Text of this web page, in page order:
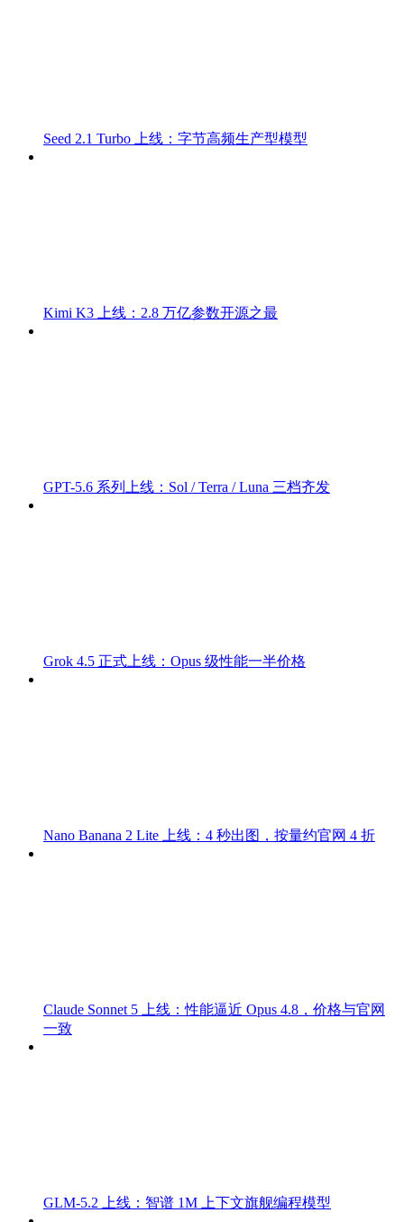
Seed 2.1 Turbo 上线：字节高频生产型模型
Kimi K3 上线：2.8 万亿参数开源之最
GPT-5.6 系列上线：Sol / Terra / Luna 三档齐发
Grok 4.5 正式上线：Opus 级性能一半价格
Nano Banana 2 Lite 上线：4 秒出图，按量约官网 4 折
Claude Sonnet 5 上线：性能逼近 Opus 4.8，价格与官网
一致
GLM-5.2 上线：智谱 1M 上下文旗舰编程模型